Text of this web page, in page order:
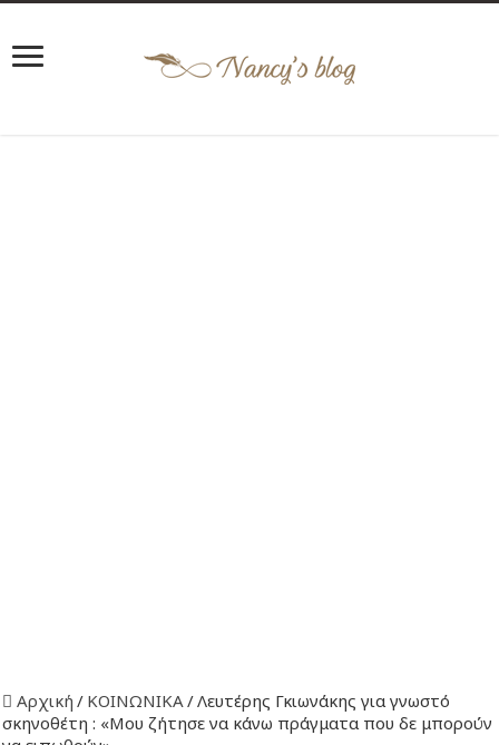
Αρχική / ΚΟΙΝΩΝΙΚΑ/Λευτέρης Γκιωνάκης για γνωστό
σκηνοθέτη : «Μου ζήτησε να κάνω πράγματα που δε μπορούν